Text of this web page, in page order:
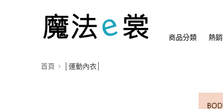
商品分類 熱
首頁 │運動內衣│